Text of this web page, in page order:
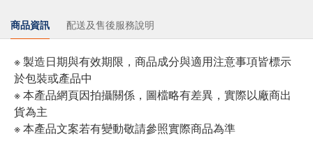
商品資訊 配送及售後服務說明
※ 製造日期與有效期限，商品成分與適用注意事項皆標示
於包裝或產品中
※ 本產品網頁因拍攝關係，圖檔略有差異，實際以廠商出
貨為主
※ 本產品文案若有變動敬請參照實際商品為準